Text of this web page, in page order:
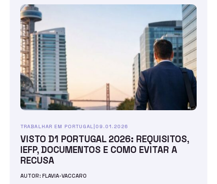
TRABALHAR EM PORTUGAL | 09.01.2026
VISTO D1 PORTUGAL 2026: REQUISITOS,
IEFP, DOCUMENTOS E COMO EVITAR A
RECUSA
AUTOR: FLAVIA-VACCARO